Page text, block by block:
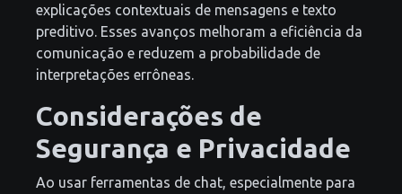
explicações contextuais de mensagens e texto
preditivo. Esses avanços melhoram a eficiência da
comunicação e reduzem a probabilidade de
interpretações errôneas.
Considerações de
Segurança e Privacidade
Ao usar ferramentas de chat, especialmente para